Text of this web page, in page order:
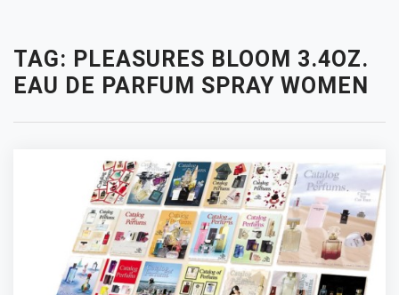
TAG: PLEASURES BLOOM 3.4OZ.
EAU DE PARFUM SPRAY WOMEN